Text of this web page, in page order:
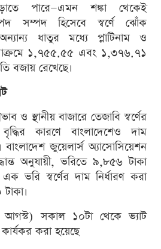
পারে—এমন শঙ্কা থেকেই
সম্পদ হিসেবে স্বর্ণে ঝোঁক
ধাতুর মধ্যে প্লাটিনাম ও
১,৭৫৫.৫৫ এবং ১,৩৭৬.৭১
বজায় রেখেছে।
ও স্থানীয় বাজারে তেজাবি স্বর্ণের
কারণে বাংলাদেশেও দাম
বাংলাদেশ জুয়েলার্স অ্যাসোসিয়েশন
অনুযায়ী, ভরিতে ৯,৮৫৬ টাকা
ভরি স্বর্ণের দাম নির্ধারণ করা
সকাল ১০টা থেকে ভ্যাট
করা হয়েছে